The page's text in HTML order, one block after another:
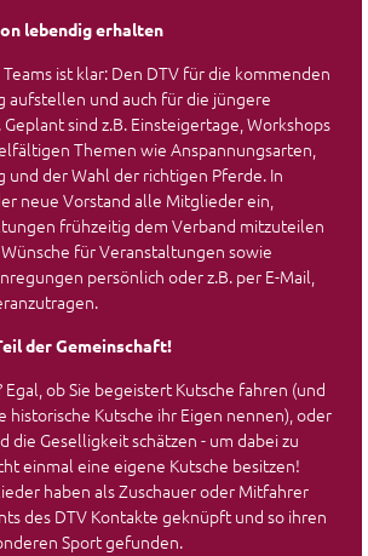
lebendig erhalten
ist klar: Den DTV für die kommenden
aufstellen und auch für die jüngere
sind z.B. Einsteigertage, Workshops
Themen wie Anspannungsarten,
und der Wahl der richtigen Pferde. In
neue Vorstand alle Mitglieder ein,
frühzeitig dem Verband mitzuteilen
für Veranstaltungen sowie
persönlich oder z.B. per E-Mail,
der Gemeinschaft!
Egal, ob Sie begeistert Kutsche fahren (und
historische Kutsche ihr Eigen nennen), oder
die Geselligkeit schätzen - um dabei zu
einmal eine eigene Kutsche besitzen!
haben als Zuschauer oder Mitfahrer
des DTV Kontakte geknüpft und so ihren
Sport gefunden.